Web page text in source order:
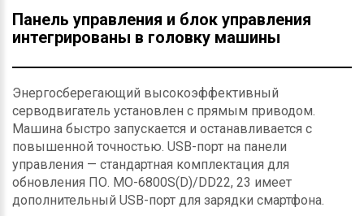
Панель управления и блок управления
интегрированы в головку машины
Энергосберегающий высокоэффективный
серводвигатель установлен с прямым приводом.
Машина быстро запускается и останавливается с
повышенной точностью. USB-порт на панели
управления — стандартная комплектация для
обновления ПО. MO-6800S(D)/DD22, 23 имеет
дополнительный USB-порт для зарядки смартфона.